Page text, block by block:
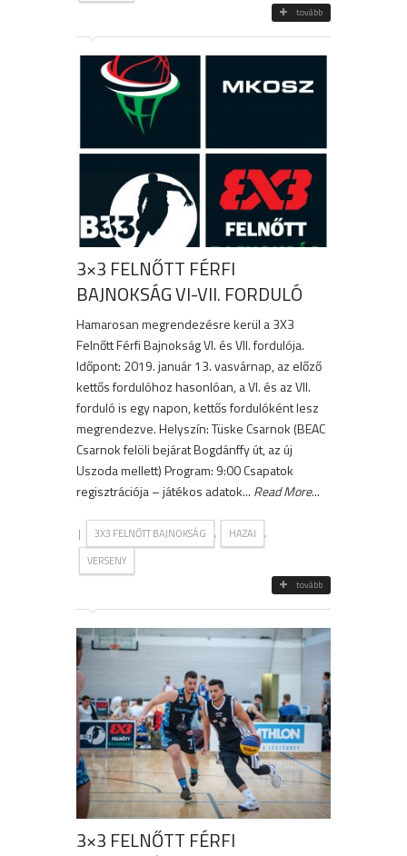
tovább
3×3 FELNŐTT FÉRFI
BAJNOKSÁG VI-VII. FORDULÓ
Hamarosan megrendezésre kerül a 3X3
Felnőtt Férfi Bajnokság VI. és VII. fordulója.
Időpont: 2019. január 13. vasvárnap, az előző
kettős fordulóhoz hasonlóan, a VI. és az VII.
forduló is egy napon, kettős fordulóként lesz
megrendezve. Helyszín: Tüske Csarnok (BEAC
Csarnok felöli bejárat Bogdánffy út, az új
Uszoda mellett) Program: 9:00 Csapatok
regisztrációja – játékos adatok... Read More...
| 3X3 FELNŐTT BAJNOKSÁG , HAZAI ,
VERSENY
tovább
3×3 FELNŐTT FÉRFI